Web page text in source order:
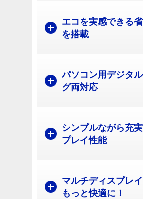
エコを実感できる
を搭載
パソコン用デジタ
グ両対応
シンプルながら充
プレイ性能
マルチディスプレ
もっと快適に！